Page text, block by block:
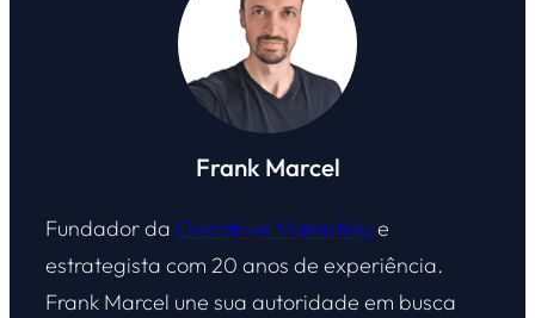
Frank Marcel
Fundador da Overdrive Marketing e
estrategista com 20 anos de experiência.
Frank Marcel une sua autoridade em busca